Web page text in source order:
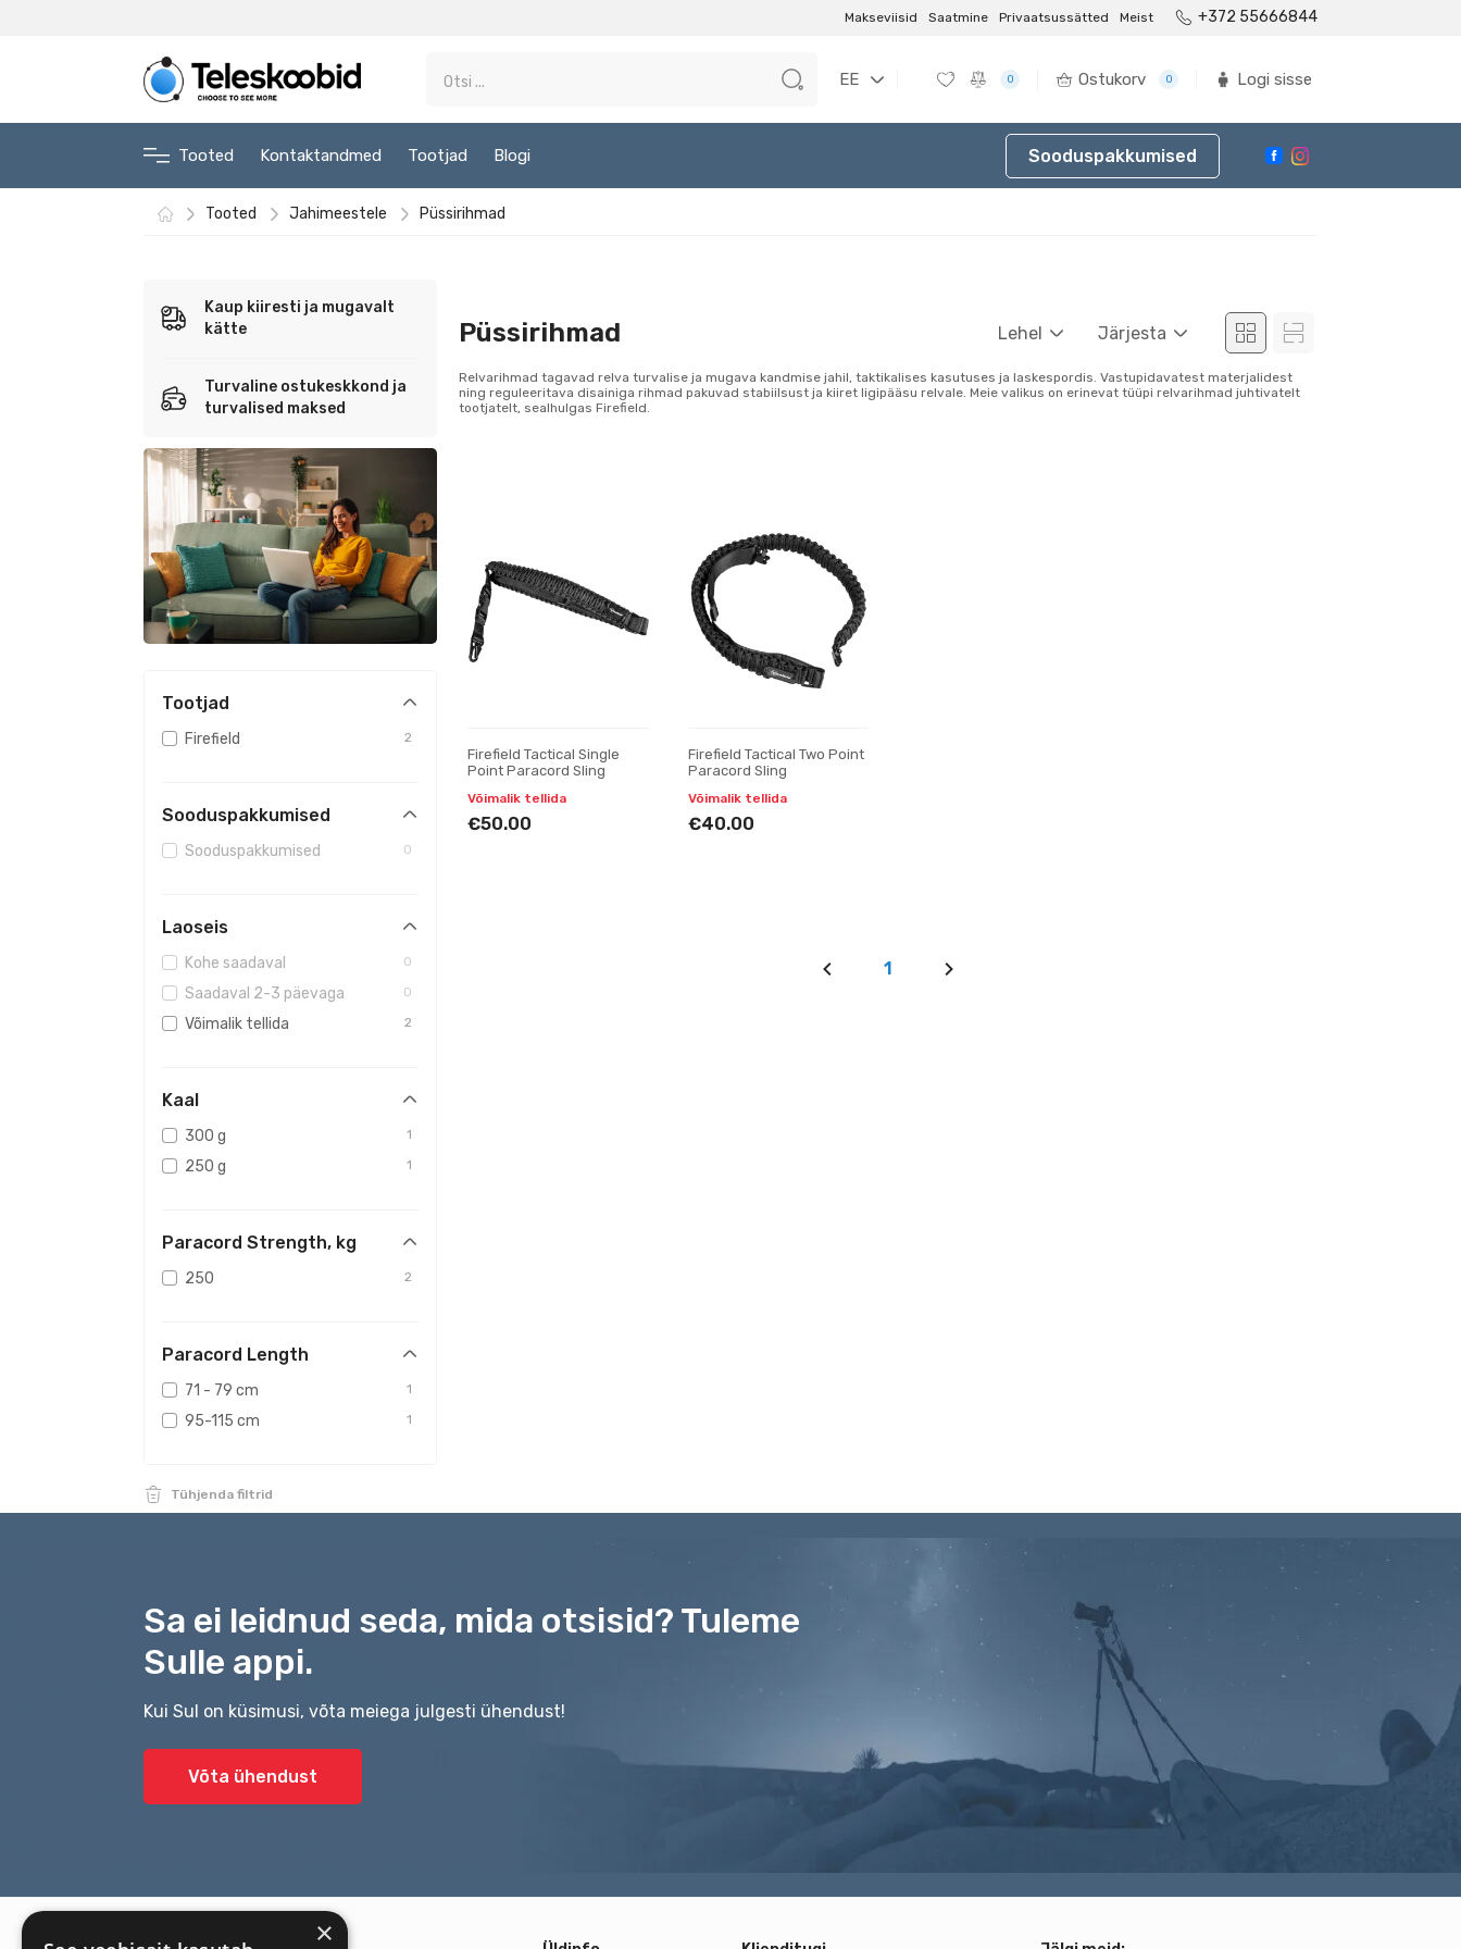
Makseviisid Saatmine Privaatsussätted Meist +372 55666844
EE 0 Ostukorv 0 Logi sisse
Tooted Kontaktandmed Tootjad Blogi Sooduspakkumised
Tooted Jahimeestele Püssirihmad
Kaup kiiresti ja mugavalt
kätte
Turvaline ostukeskkond ja
turvalised maksed
Tootjad
Firefield 2
Sooduspakkumised
Sooduspakkumised 0
Laoseis
Kohe saadaval 0
Saadaval 2-3 päevaga 0
Võimalik tellida 2
Kaal
300 g 1
250 g 1
Paracord Strength, kg
250 2
Paracord Length
71 - 79 cm 1
95-115 cm 1
Tühjenda filtrid
Püssirihmad Lehel Järjesta
Relvarihmad tagavad relva turvalise ja mugava kandmise jahil, taktikalises kasutuses ja laskespordis. Vastupidavatest materjalidest
ning reguleeritava disainiga rihmad pakuvad stabiilsust ja kiiret ligipääsu relvale. Meie valikus on erinevat tüüpi relvarihmad juhtivatelt
tootjatelt, sealhulgas Firefield.
Firefield Tactical Single
Point Paracord Sling
Võimalik tellida
€50.00
Firefield Tactical Two Point
Paracord Sling
Võimalik tellida
€40.00
1
Sa ei leidnud seda, mida otsisid? Tuleme
Sulle appi.
Kui Sul on küsimusi, võta meiega julgesti ühendust!
Võta ühendust
×